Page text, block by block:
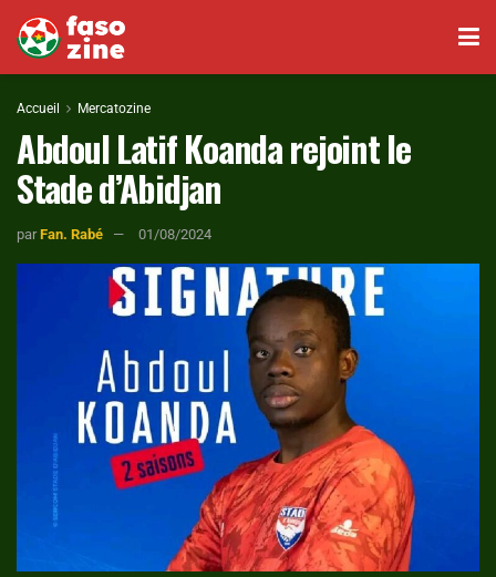
Accueil Mercatozine
Abdoul Latif Koanda rejoint le
Stade d’Abidjan
par Fan. Rabé 01/08/2024